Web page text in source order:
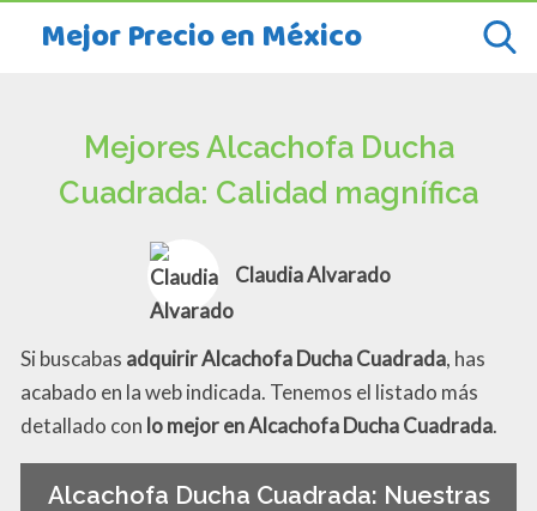
Mejor Precio en México
Mejores Alcachofa Ducha
Cuadrada: Calidad magnífica
Claudia Alvarado
Si buscabas adquirir Alcachofa Ducha Cuadrada, has
acabado en la web indicada. Tenemos el listado más
detallado con lo mejor en Alcachofa Ducha Cuadrada.
Alcachofa Ducha Cuadrada: Nuestras